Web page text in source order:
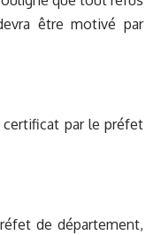
être motivé par
par le préfet
de département,